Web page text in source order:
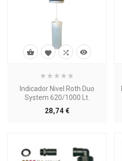
Indicador Nivel Roth Duo
System 620/1000 Lt.
28,74 €Precio
   